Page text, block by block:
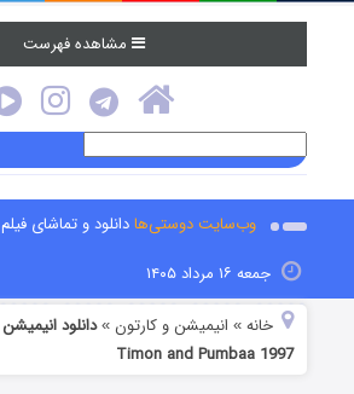
مشاهده فهرست
وب‌سایت دوستی‌هادانلود و تماشای فیلم
جمعه ۱۶ مرداد ۱۴۰۵
خانه » انیمیشن و کارتون »
Timon and Pumbaa 1997